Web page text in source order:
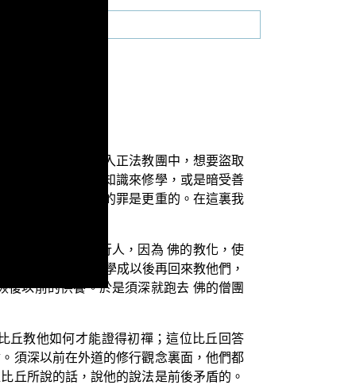
長的緣故，來進入正法教團中，想要盜取
知識，親自跟善知識來修學，或是暗受善
密意的盜法，他的罪是更重的。在這裏我
有一些外道的修行人，因為 佛的教化，使
偷來學法；希望學成以後再回來教他們，
以前的供養。於是須深就跑去 佛的僧團
丘教他如何才能證得初禪；這位比丘回答
須深以前在外道的修行觀念裏面，他們都
丘所說的話，說他的說法是前後矛盾的。